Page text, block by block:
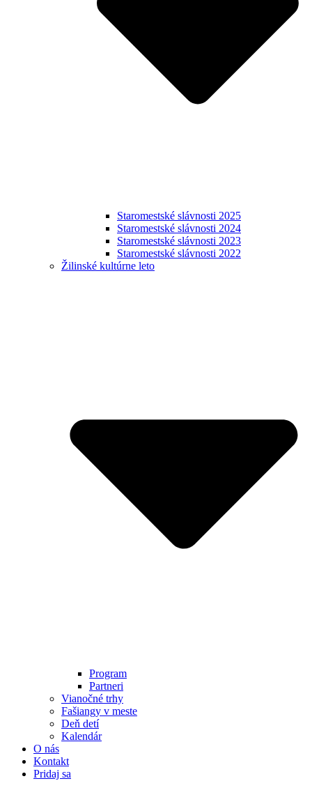
Staromestské slávnosti 2025
Staromestské slávnosti 2024
Staromestské slávnosti 2023
Staromestské slávnosti 2022
Žilinské kultúrne leto
Program
Partneri
Vianočné trhy
Fašiangy v meste
Deň detí
Kalendár
O nás
Kontakt
Pridaj sa